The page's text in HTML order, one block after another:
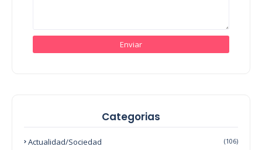
Categorias
Actualidad/Sociedad (106)